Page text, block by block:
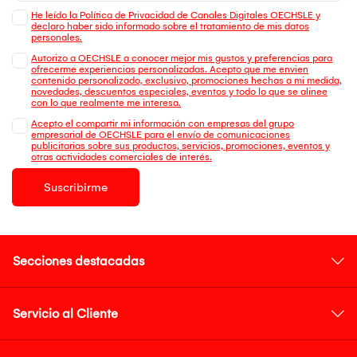
He leído la Política de Privacidad de Canales Digitales OECHSLE y
declaro haber sido informado sobre el tratamiento de mis datos
personales.
Autorizo a OECHSLE a conocer mejor mis gustos y preferencias para
ofrecerme experiencias personalizadas. Acepto que me envien
contenido personalizado, exclusivo, promociones hechas a mi medida,
novedades, descuentos especiales, eventos y todo lo que se alinee
con lo que realmente me interesa.
Acepto el compartir mi información con empresas del grupo
empresarial de OECHSLE para el envío de comunicaciones
publicitarias sobre sus productos, servicios, promociones, eventos y
otras actividades comerciales de interés.
Suscribirme
Secciones destacadas
Servicio al Cliente